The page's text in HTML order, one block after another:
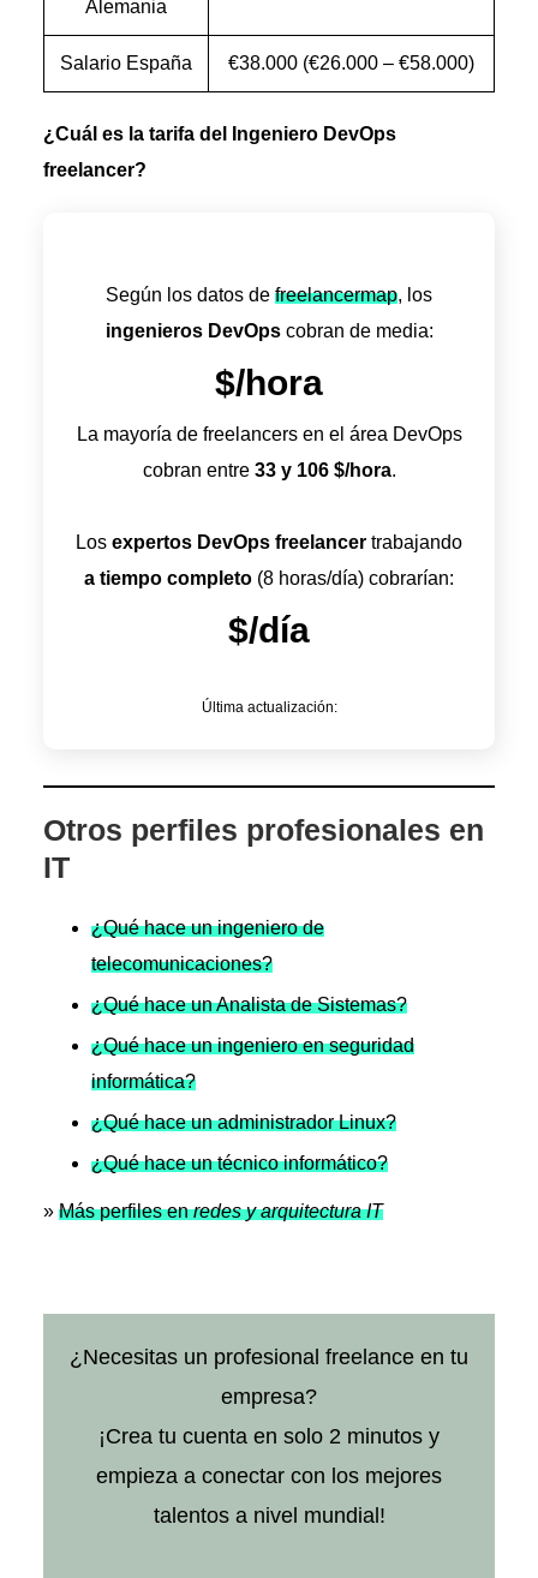
Alemania
Salario España €38.000 (€26.000 – €58.000)
¿Cuál es la tarifa del Ingeniero DevOps
freelancer?
Según los datos de freelancermap, los
ingenieros DevOpscobran de media:
$/hora
La mayoría de freelancers en el área DevOps
cobran entre 33y 106$/hora.
Los expertos DevOps freelancer trabajando
a tiempo completo (8 horas/día) cobrarían:
$/día
Última actualización:
Otros perfiles profesionales en
IT
¿Qué hace un ingeniero de
telecomunicaciones?
¿Qué hace un Analista de Sistemas?
¿Qué hace un ingeniero en seguridad
informática?
¿Qué hace un administrador Linux?
¿Qué hace un técnico informático?
» Más perfiles enredes y arquitectura IT
¿Necesitas un profesional freelance en tu
empresa?
¡Crea tu cuenta en solo 2 minutos y
empieza a conectar con los mejores
talentos a nivel mundial!